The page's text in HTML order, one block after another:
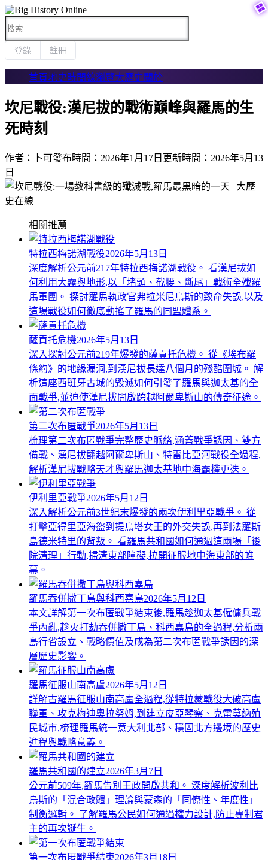
登錄 註冊
首頁地史時間線瀏覽大歷史 關於
坎尼戰役:漢尼拔的戰術巔峰與羅馬的生
死時刻
作者：卜可發布時間：2026年1月17日 更新時間：2026年5月13
日
相關推薦
特拉西梅諾湖戰役2026年5月13日
深度解析公元前217年特拉西梅諾湖戰役。 看漢尼拔如
何利用大霧與地形,以「堵頭、截腰、斷尾」戰術全殲羅
馬軍團。 探討羅馬執政官弗拉米尼烏斯的致命失誤,以及
這場戰役如何徹底動搖了羅馬的同盟體系。
薩貢托危機2026年5月13日
深入探討公元前219年爆發的薩貢托危機。 從《埃布羅
條約》的地緣漏洞,到漢尼拔長達八個月的殘酷圍城。 解
析這座西班牙古城的毀滅如何引發了羅馬與迦太基的全
面戰爭,並迫使漢尼拔開啟跨越阿爾卑斯山的傳奇征途。
第二次布匿戰爭2026年5月13日
梳理第二次布匿戰爭完整歷史脈絡,涵蓋戰爭誘因、雙方
備戰、漢尼拔翻越阿爾卑斯山、特雷比亞河戰役全過程,
解析漢尼拔戰略天才與羅馬迦太基地中海霸權更迭。
伊利里亞戰爭2026年5月12日
深入解析公元前3世紀末爆發的兩次伊利里亞戰爭。 從
打擊亞得里亞海盜到提烏塔女王的外交失誤,再到法羅斯
島德米特里的背叛。 看羅馬共和國如何通過這兩場「後
院清理」行動,掃清東部障礙,拉開征服地中海東部的帷
幕。
羅馬吞併撒丁島與科西嘉島2026年5月12日
本文詳解第一次布匿戰爭結束後,羅馬趁迦太基僱傭兵戰
爭內亂,趁火打劫吞併撒丁島、科西嘉島的全過程,分析兩
島行省設立、戰略價值及成為第二次布匿戰爭誘因的深
層歷史影響。
羅馬征服山南高盧2026年5月12日
詳解古羅馬征服山南高盧全過程,從特拉蒙戰役大破高盧
聯軍、攻克梅迪奧拉努姆,到建立皮亞琴察、克雷莫納殖
民城市,梳理羅馬統一意大利北部、穩固北方邊境的歷史
進程與戰略意義。
羅馬共和國的建立2026年3月7日
公元前509年,羅馬告別王政開啟共和。 深度解析波利比
烏斯的「混合政體」理論與蒙森的「同僚性、年度性」
制衡邏輯。 了解羅馬公民如何通過權力設計,防止專制君
主的再次誕生。
第一次布匿戰爭結束2026年3月18日
